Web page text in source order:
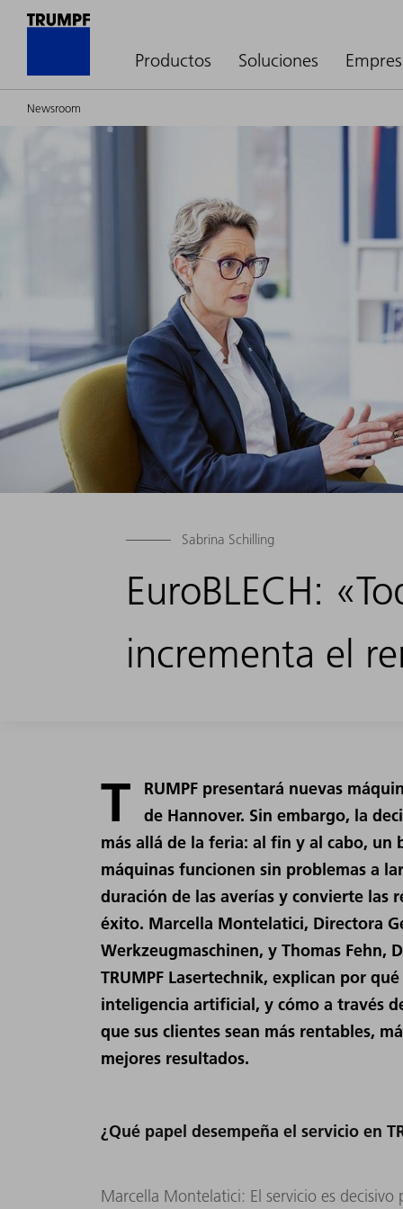
Productos Soluciones
Newsroom
Sabrina Schilling
EuroBLECH:
incrementa el
T
RUMPF presentará nuevas
de Hannover. Sin embargo, la
más allá de la feria: al fin y al cabo, un
máquinas funcionen sin problemas a
duración de las averías y convierte las
éxito. Marcella Montelatici, Directora
Werkzeugmaschinen, y Thomas Fehn,
TRUMPF Lasertechnik, explican por
inteligencia artificial, y cómo a través
que sus clientes sean más rentables,
mejores resultados.
¿Qué papel desempeña el servicio en
Marcella Montelatici: El servicio es decisivo